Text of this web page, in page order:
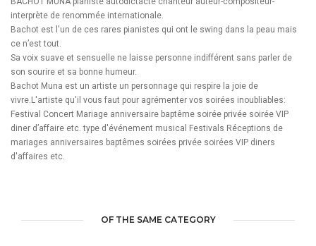
interprète de renommée internationale.
Bachot est l'un de ces rares pianistes qui ont le swing dans la peau mais
ce n’est tout.
Sa voix suave et sensuelle ne laisse personne indifférent sans parler de
son sourire et sa bonne humeur.
Bachot Muna est un artiste un personnage qui respire la joie de
vivre.L'artiste qu'il vous faut pour agrémenter vos soirées inoubliables:
Festival Concert Mariage anniversaire baptême soirée privée soirée VIP
diner d’affaire etc. type d'événement musical Festivals Réceptions de
mariages anniversaires baptêmes soirées privée soirées VIP diners
d'affaires etc.
OF THE SAME CATEGORY